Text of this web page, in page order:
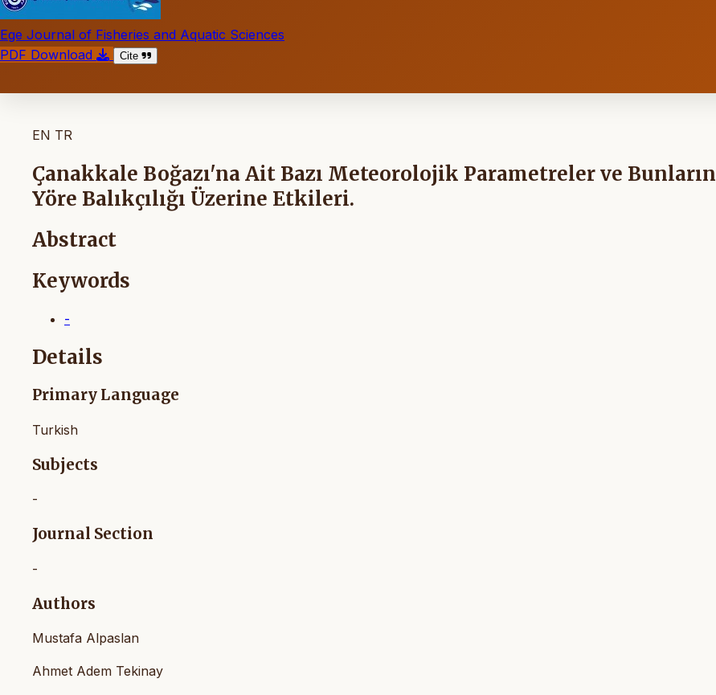
Ege Journal of Fisheries and Aquatic Sciences
PDF Download
Cite
EN TR
Çanakkale Boğazı'na Ait Bazı Meteorolojik Parametreler ve Bunların
Yöre Balıkçılığı Üzerine Etkileri.
Abstract
Keywords
-
Details
Primary Language
Turkish
Subjects
-
Journal Section
-
Authors
Mustafa Alpaslan
Ahmet Adem Tekinay